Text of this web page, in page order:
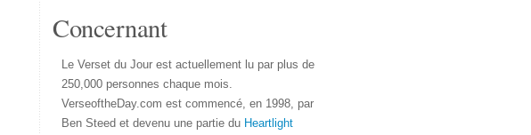
Concernant
Le Verset du Jour est actuellement lu par plus de
250,000 personnes chaque mois.
VerseoftheDay.com est commencé, en 1998, par
Ben Steed et devenu une partie du Heartlight